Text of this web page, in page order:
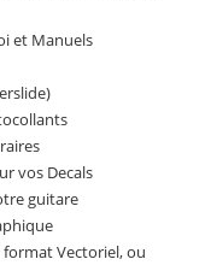
et Manuels
vos Decals
guitare
format Vectoriel, ou